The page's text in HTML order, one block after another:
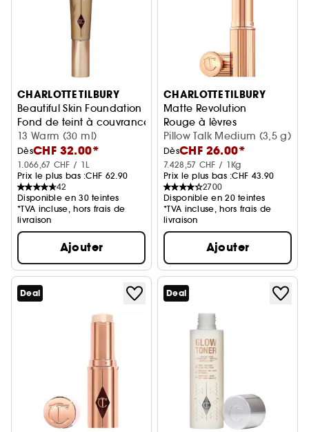
CHARLOTTE TILBURY
Beautiful Skin Foundation
Fond de teint à couvrance modulable et longue tenue
13 Warm (30 ml)
DèsCHF 32.00*
1.066,67 CHF / 1L
Prix le plus bas :CHF 62.90
42
Disponible en 30 teintes
*TVA incluse, hors frais de
livraison
Ajouter
CHARLOTTE TILBURY
Matte Revolution
Rouge à lèvres
Pillow Talk Medium (3,5 g)
DèsCHF 26.00*
7.428,57 CHF / 1Kg
Prix le plus bas :CHF 43.90
2700
Disponible en 20 teintes
*TVA incluse, hors frais de
livraison
Ajouter
Deal Deal